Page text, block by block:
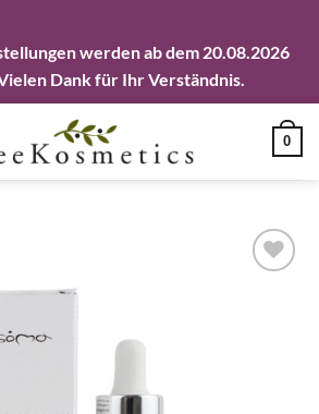
werden ab dem 20.08.2026
Dank für Ihr Verständnis.
0